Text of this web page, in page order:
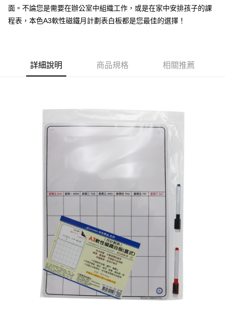
AFTEE先享後付是「在收到商品之後才付款」的支付方式。 讓您購物簡單
便利好安心！
１．簡單：不需註冊會員、不需綁卡、不需儲值。
１．於結帳方式選擇「AFTEE先享後付」後，將跳轉至「AFTEE先享後付」
結帳頁面，進行簡訊認證並確認金額後，即可完成結帳。
※ 請注意：結帳手續完成當下不需立刻繳費，但若您需要取消訂單，請聯絡
購買商品的店家。未經商家同意取消之訂單仍視為有效，需透過AFTEE先享
後付繳納相關費用。
https://netprotections.freshdesk.com/support/home
１．透過由恩沛科技股份有限公司提供之「AFTEE先享後付」服務完成之交
易，需依本服務之必要範圍內提供個人資料，並將交易相關給付款項請求債
https://aftee.tw/terms/#terms3
３．未成年的使用者請事先徵得法定代理人或監護人之同意方可使用
「AFTEE先享後付」，若未經同意申辦者引起之損失，本公司不負相關責
４．使用「AFTEE先享後付」時，將依據個別帳號之用戶狀況，依本公司即
時審查核予不同之上限額度；若仍有額度不足之情形，本公司將視審查結果
請求用戶進行身份認證。
５．嚴禁一人註冊多個帳號或使用他人資訊註冊。若發現惡意使用之情形，
恩沛科技股份有限公司將有權停止該用戶之使用額度並採取法律行動。
付款後全家取貨
7-11取貨付款
每筆NT$60，滿NT$599(含以上)免運費
面。不論您是需要在辦公室中組織工作，或是在家中安排孩子的課
程表，本色A3軟性磁鐵月計劃表白板都是您最佳的選擇！
詳細說明 商品規格 相關推薦